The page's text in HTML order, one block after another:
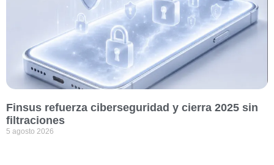
Finsus refuerza ciberseguridad y cierra 2025 sin
filtraciones
5 agosto 2026